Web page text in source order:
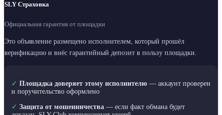
SLY Страховка
Официальная гарантия от площадки
Это объявление размещено исполнителем, который прошёл
верификацию и внёс гарантийный депозит в пользу площадки.
✓ Площадка доверяет этому исполнителю — аккаунт проверен
и поручительство оформлено
✓ Защита от мошенничества — если факт обмана будет